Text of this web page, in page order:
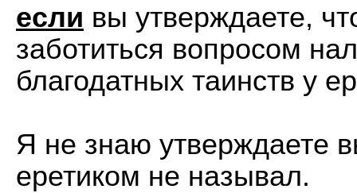
если вы утверждаете,
заботиться вопросом
благодатных таинств у
Я не знаю утверждаете
еретиком не называл.